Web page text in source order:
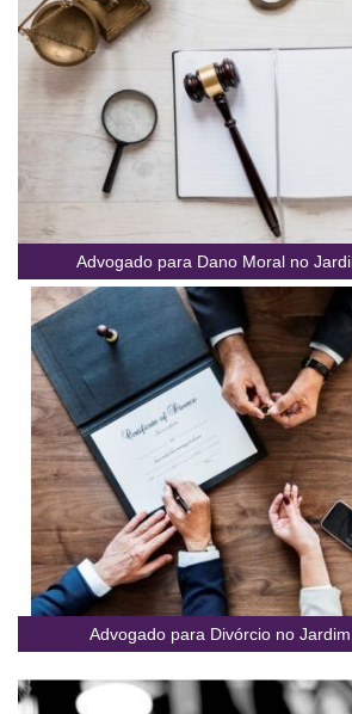
Advogado para Dano Moral no
Advogado para Divórcio no